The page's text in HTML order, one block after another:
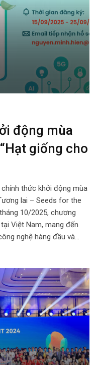
động mùa
giống cho
thức khởi động mùa
lai – Seeds for the
10/2025, chương
Việt Nam, mang đến
nghệ hàng đầu và…